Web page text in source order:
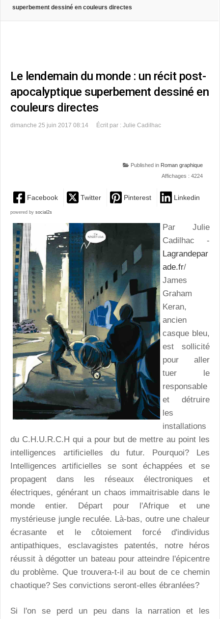
superbement dessiné en couleurs directes
Le lendemain du monde : un récit post-
apocalyptique superbement dessiné en
couleurs directes
dimanche 25 juin 2017 08:14 Écrit par : Julie Cadilhac
Published in Roman graphique
Affichages : 4224
Facebook Twitter Pinterest Linkedin
powered by social2s
Par Julie
Cadilhac -
Lagrandepar
ade.fr/
James
Graham
Keran,
ancien
casque bleu,
est sollicité
pour aller
tuer le
responsable
et détruire
les
installations
du C.H.U.R.C.H qui a pour but de mettre au point les
intelligences artificielles du futur. Pourquoi? Les
Intelligences artificielles se sont échappées et se
propagent dans les réseaux électroniques et
électriques, générant un chaos immaitrisable dans le
monde entier. Départ pour l'Afrique et une
mystérieuse jungle reculée. Là-bas, outre une chaleur
écrasante et le côtoiement forcé d'individus
antipathiques, esclavagistes patentés, notre héros
réussit à dégotter un bateau pour atteindre l'épicentre
du problème. Que trouvera-t-il au bout de ce chemin
chaotique? Ses convictions seront-elles ébranlées?
Si l'on se perd un peu dans la narration et les